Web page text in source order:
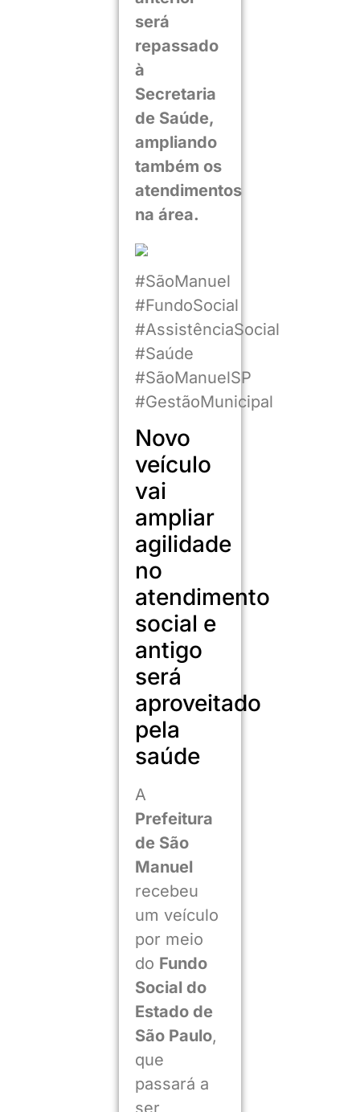
será
repassado
à
Secretaria
de Saúde,
ampliando
também os
atendimentos
na área.
#SãoManuel
#FundoSocial
#AssistênciaSocial
#Saúde
#SãoManuelSP
#GestãoMunicipal
Novo
veículo
vai
ampliar
agilidade
no
atendimento
social e
antigo
será
aproveitado
pela
saúde
A
Prefeitura
de São
Manuel
recebeu
um veículo
por meio
do Fundo
Social do
Estado de
São Paulo,
que
passará a
ser